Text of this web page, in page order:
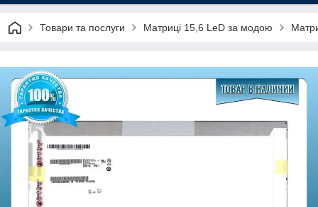
Товари та послуги Матриці 15,6 LeD за модою